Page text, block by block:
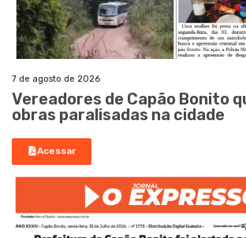
7 de agosto de 2026
Vereadores de Capão Bonito
obras paralisadas na cidade
Acessar